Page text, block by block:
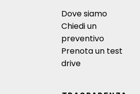
Dove siamo
Chiedi un
preventivo
Prenota un test
drive